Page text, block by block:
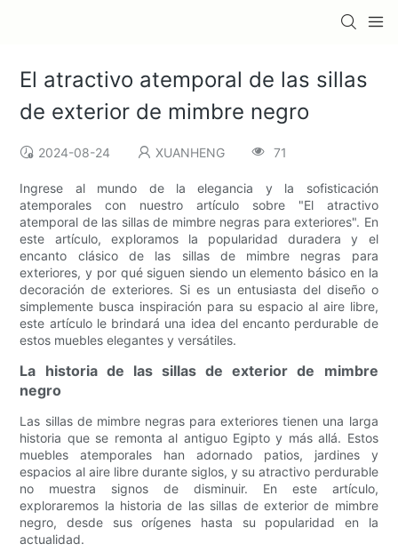
El atractivo atemporal de las sillas
de exterior de mimbre negro
2024-08-24 XUANHENG 71
Ingrese al mundo de la elegancia y la sofisticación
atemporales con nuestro artículo sobre "El atractivo
atemporal de las sillas de mimbre negras para exteriores". En
este artículo, exploramos la popularidad duradera y el
encanto clásico de las sillas de mimbre negras para
exteriores, y por qué siguen siendo un elemento básico en la
decoración de exteriores. Si es un entusiasta del diseño o
simplemente busca inspiración para su espacio al aire libre,
este artículo le brindará una idea del encanto perdurable de
estos muebles elegantes y versátiles.
La historia de las sillas de exterior de mimbre
negro
Las sillas de mimbre negras para exteriores tienen una larga
historia que se remonta al antiguo Egipto y más allá. Estos
muebles atemporales han adornado patios, jardines y
espacios al aire libre durante siglos, y su atractivo perdurable
no muestra signos de disminuir. En este artículo,
exploraremos la historia de las sillas de exterior de mimbre
negro, desde sus orígenes hasta su popularidad en la
actualidad.